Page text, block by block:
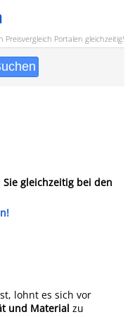
Preisvergleich Portalen gleichzeitig!
gleichzeitig bei den
lohnt es sich vor
und Material zu